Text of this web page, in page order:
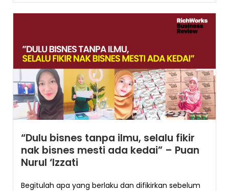
“Dulu bisnes tanpa ilmu, selalu fikir
nak bisnes mesti ada kedai” – Puan
Nurul ‘Izzati
Begitulah apa yang berlaku dan difikirkan sebelum